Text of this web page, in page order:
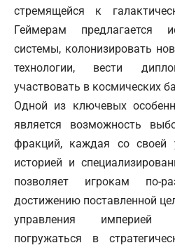
стремящейся к
Геймерам предлагается
системы, колонизировать
технологии, вести
участвовать в космических
Одной из ключевых
является возможность
фракций, каждая со своей
историей и
позволяет игрокам по-
достижению поставленной
управления империей
погружаться в